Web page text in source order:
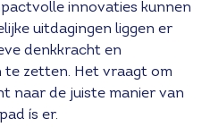
innovaties kunnen
uitdagingen liggen er
denkkracht en
te zetten. Het vraagt om
naar de juiste manier van
ís er.